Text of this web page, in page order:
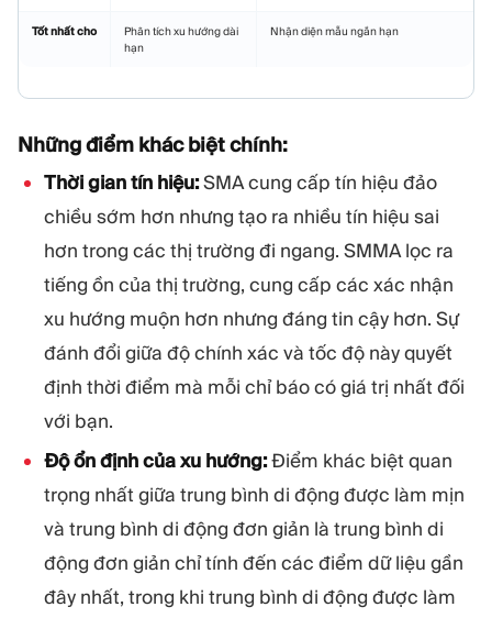
Tốt nhất cho
Phân tích xu hướng dài
hạn
Nhận diện mẫu ngắn hạn
Những điểm khác biệt chính:
Thời gian tín hiệu:SMA cung cấp tín hiệu đảo
chiều sớm hơn nhưng tạo ra nhiều tín hiệu sai
hơn trong các thị trường đi ngang. SMMA lọc ra
tiếng ồn của thị trường, cung cấp các xác nhận
xu hướng muộn hơn nhưng đáng tin cậy hơn. Sự
đánh đổi giữa độ chính xác và tốc độ này quyết
định thời điểm mà mỗi chỉ báo có giá trị nhất đối
với bạn.
Độ ổn định của xu hướng:Điểm khác biệt quan
trọng nhất giữa trung bình di động được làm mịn
và trung bình di động đơn giản là trung bình di
động đơn giản chỉ tính đến các điểm dữ liệu gần
đây nhất, trong khi trung bình di động được làm